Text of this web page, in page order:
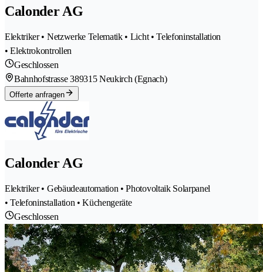
Calonder AG
Elektriker • Netzwerke Telematik • Licht • Telefoninstallation
• Elektrokontrollen
Geschlossen
Bahnhofstrasse 389315 Neukirch (Egnach)
Offerte anfragen
Calonder AG
Elektriker • Gebäudeautomation • Photovoltaik Solarpanel
• Telefoninstallation • Küchengeräte
Geschlossen